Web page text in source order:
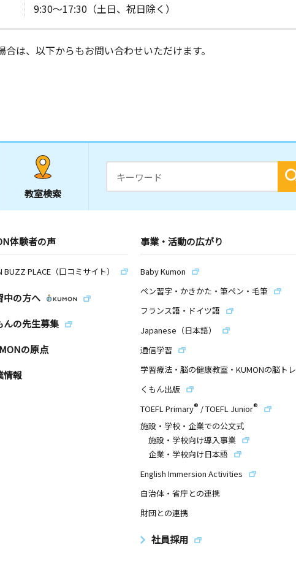
9:30～17:30（土日、祝日除く）
は、以下からもお問い合わせいただけます。
教室検索
体験者の声
BUZZ PLACE（口コミサイト）
中の方へ
んの先生募集
の原点
情報
事業・活動の広がり
Baby Kumon
ペン習字・かきかた・筆ペン・毛筆
フランス語・ドイツ語
Japanese（日本語）
通信学習
学習療法・脳の健康教室・KUMONの脳トレ
くもん出版
TOEFL Primary® /TOEFL Junior®
施設・学校・企業での公文式
施設・学校向け導入事業
企業・学校向け日本語
English Immersion Activities
自治体・省庁との連携
財団との連携
社員採用